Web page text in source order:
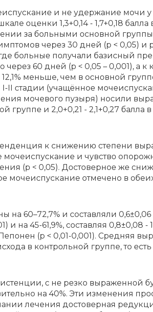
и не удер­жа­ние мо­чи
оцен­ки 1,3+0,14 - 1,7+0,18 бал­ла
за боль­ны­ми основ­ной
че­рез 30 дней (p < 0,05) и
больные получали базисный
60 дней (p < 0,05 – 0,001), а к
меньше, чем в основной
II стадии (учащённое
мочевого пузыря) носили
группе и 2,0+0,21 - 2,1+0,27 балла
к сни­же­нию сте­пе­ни
и чув­ство
(p < 0,05). Достоверное же
мочеиспускание отмечено в
60–72,7% и со­став­ля­ли 0,6±0,06
45-61,9%, составляя 0,8±0,08 -
(p < 0,01-0,001). Средняя
в контрольной группе, то
с не рез­ко вы­ра­жен­ной
на 40%. Эти из­ме­не­ния
ле­че­ния до­сто­вер­ная